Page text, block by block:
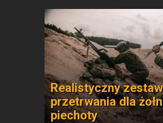
Realistyczny zestaw
przetrwania dla
piechoty